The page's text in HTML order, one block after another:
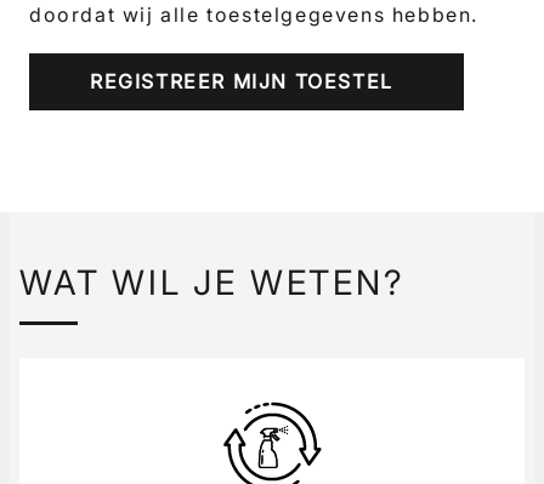
doordat wij alle toestelgegevens hebben.
REGISTREER MIJN TOESTEL
WAT WIL JE WETEN?